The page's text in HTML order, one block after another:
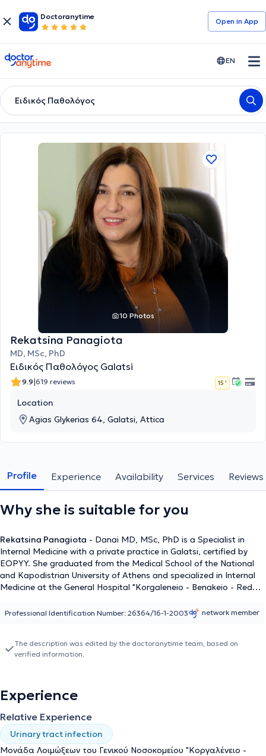
Doctoranytime
Open in Αpp
doctoranytime EN
Ειδικός Παθολόγος
10 Photos
Rekatsina Panagiota
MD, MSc, PhD
Ειδικός Παθολόγος Galatsi
9.9|619 reviews 15 '
Location
Agias Glykerias 64, Galatsi, Attica
Profile Experience Availability Services Reviews
Why she is suitable for you
Rekatsina Panagiota - Danai MD, MSc, PhD is a Specialist in
Internal Medicine with a private practice in Galatsi, certified by
EOPYY. She graduated from the Medical School of the National
and Kapodistrian University of Athens and specialized in Internal
Medicine at the General Hospital "Korgaleneio - Benakeio - Red
Diseases after two years of training and successful examinations.
National and Kapodistrian University of Athens. She has extensive
research and publication experience and continuously updates
Professional Identification Number: 26364/16-1-2003 network member
The description was edited by the doctoranytime team, based on
verified information.
Experience
Relative Experience
Urinary tract infection
Μονάδα Λοιμώξεων του Γενικού Νοσοκομείου "Κοργαλένειο -